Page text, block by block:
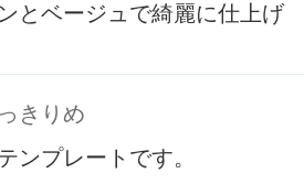
とベージュで綺麗に仕上げ
きりめ
ンプレートです。